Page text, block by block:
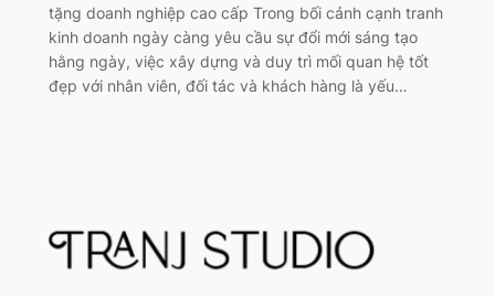
tặng doanh nghiệp cao cấp Trong bối cảnh cạnh tranh
kinh doanh ngày càng yêu cầu sự đổi mới sáng tạo
hằng ngày, việc xây dựng và duy trì mối quan hệ tốt
đẹp với nhân viên, đối tác và khách hàng là yếu…